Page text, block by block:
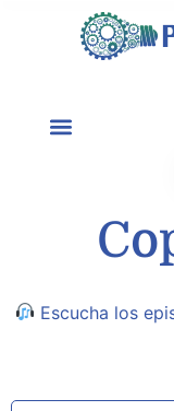
Escucha los